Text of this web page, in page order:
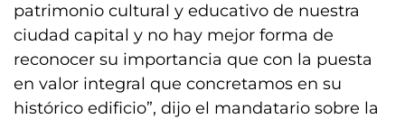
patrimonio cultural y educativo de nuestra
ciudad capital y no hay mejor forma de
reconocer su importancia que con la puesta
en valor integral que concretamos en su
histórico edificio”, dijo el mandatario sobre la